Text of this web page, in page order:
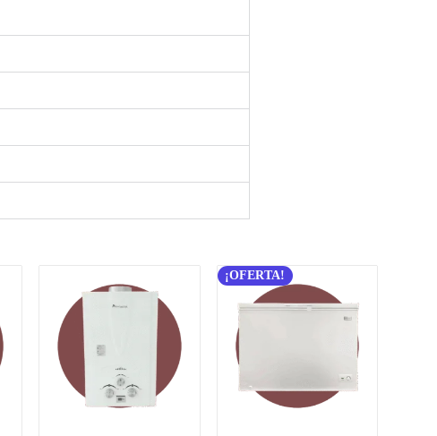
¡OFERTA!